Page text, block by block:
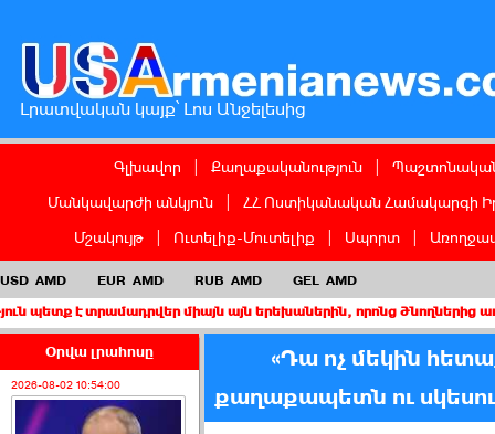
Լրատվական կայք՝ Լոս Անջելեսից
Գլխավոր Քաղաքականություն
Մանկավարժի անկյուն
ՀՀ Ոստիկանական Համակարգի
Մշակույթ
Ուտելիք-Մուտելիք Սպորտ
USD AMD EUR AMD RUB AMD GEL AMD
միայն այն երեխաներին, որոնց ծնողներից առնվազն
Օրվա լրահոսը
2026-08-02 10:54:00
«Դա ոչ մեկին
քաղաքապետն ու